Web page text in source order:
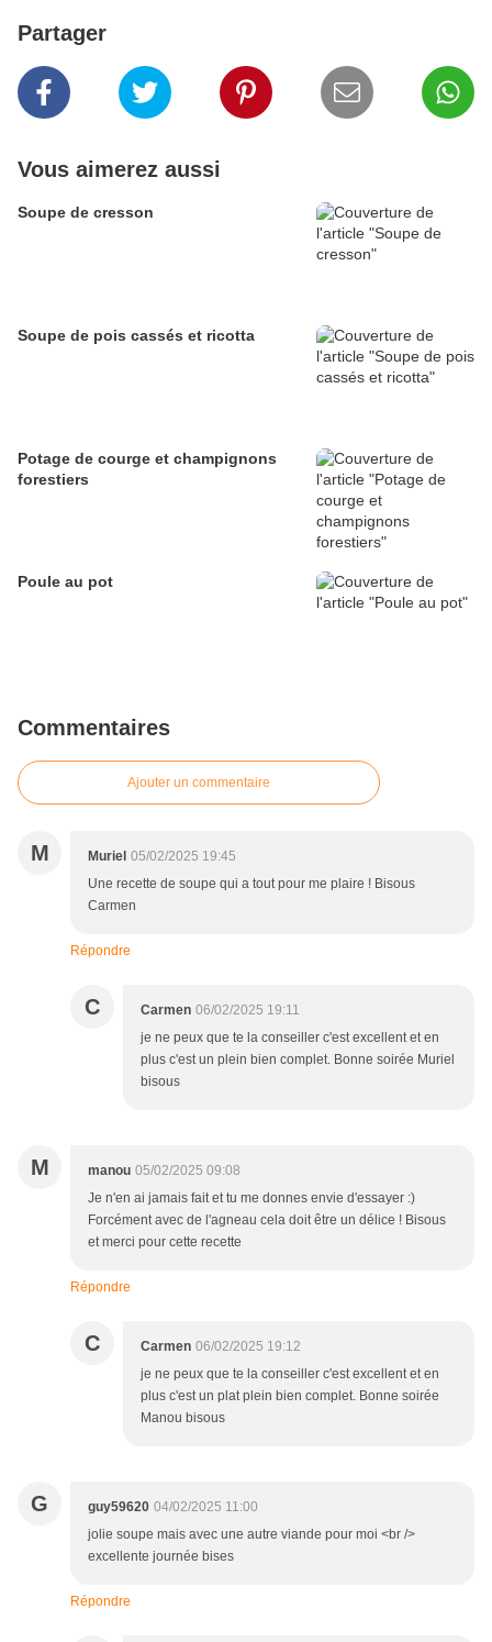
Partager
Vous aimerez aussi
Soupe de cresson
Soupe de pois cassés et ricotta
Potage de courge et champignons
forestiers
Poule au pot
Commentaires
Ajouter un commentaire
M Muriel 05/02/2025 19:45
Une recette de soupe qui a tout pour me plaire ! Bisous
Carmen
Répondre
C Carmen 06/02/2025 19:11
je ne peux que te la conseiller c'est excellent et en
plus c'est un plein bien complet. Bonne soirée Muriel
bisous
M manou 05/02/2025 09:08
Je n'en ai jamais fait et tu me donnes envie d'essayer :)
Forcément avec de l'agneau cela doit être un délice ! Bisous
et merci pour cette recette
Répondre
C Carmen 06/02/2025 19:12
je ne peux que te la conseiller c'est excellent et en
plus c'est un plat plein bien complet. Bonne soirée
Manou bisous
G guy59620 04/02/2025 11:00
jolie soupe mais avec une autre viande pour moi <br />
excellente journée bises
Répondre